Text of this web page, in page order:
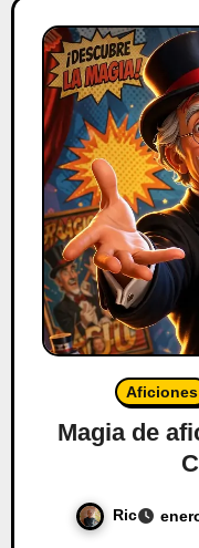
Aficiones
Magia de
Ric